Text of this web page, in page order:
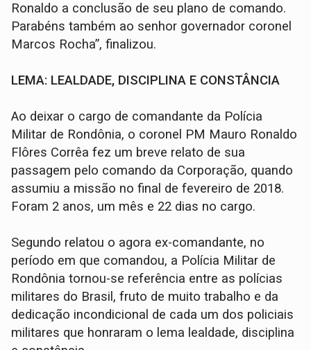
Ronaldo a conclusão de seu plano de comando.
Parabéns também ao senhor governador coronel
Marcos Rocha”, finalizou.
LEMA: LEALDADE, DISCIPLINA E CONSTÂNCIA
Ao deixar o cargo de comandante da Polícia
Militar de Rondônia, o coronel PM Mauro Ronaldo
Flôres Corrêa fez um breve relato de sua
passagem pelo comando da Corporação, quando
assumiu a missão no final de fevereiro de 2018.
Foram 2 anos, um mês e 22 dias no cargo.
Segundo relatou o agora ex-comandante, no
período em que comandou, a Polícia Militar de
Rondônia tornou-se referência entre as polícias
militares do Brasil, fruto de muito trabalho e da
dedicação incondicional de cada um dos policiais
militares que honraram o lema lealdade, disciplina